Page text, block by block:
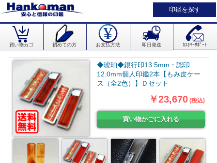
印鑑を探す
買い物カゴ 初めての方 お支払方法 即日発送 ｶｽﾀﾏｰｻﾎﾟｰﾄ
◆琥珀◆銀行印13.5mm・認印
12.0mm個人印鑑2本【もみ皮ケー
ス（全2色）】Ｄセット
￥23,670 (税込)